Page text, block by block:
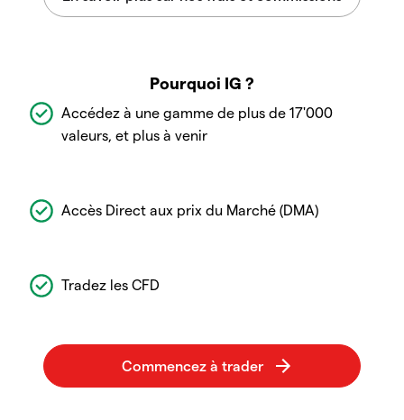
Pourquoi IG ?
Accédez à une gamme de plus de 17'000
valeurs, et plus à venir
Accès Direct aux prix du Marché (DMA)
Tradez les CFD